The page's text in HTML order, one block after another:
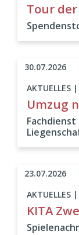
Tour
AKTUELLES |
Umzug
30.07.2026
AKTUELLES |
KITA
23.07.2026